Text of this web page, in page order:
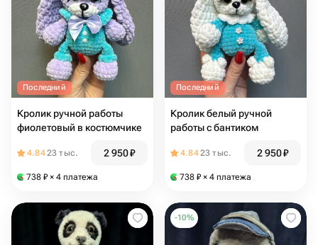
Последний
Кролик ручной работы
фиолетовый в костюмчике
4.8423 тыс. 2 950₽
738 ₽ × 4 платежа
Последний
Кролик белый ручной
работы с бантиком
4.8423 тыс. 2 950₽
738 ₽ × 4 платежа
-10%